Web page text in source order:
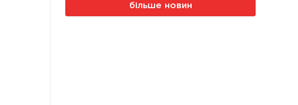
більше новин